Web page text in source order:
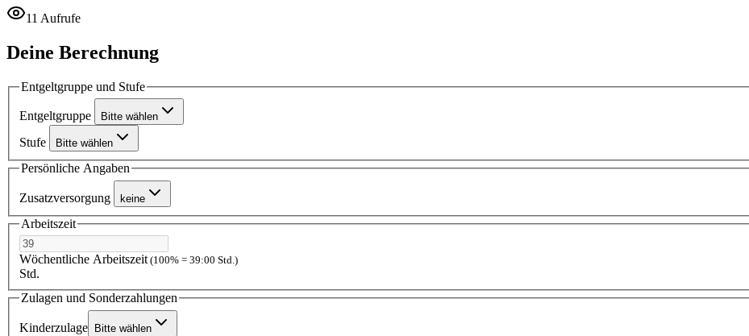
11 Aufrufe
Deine Berechnung
Entgeltgruppe und Stufe
Entgeltgruppe Bitte wählen
Stufe Bitte wählen
Persönliche Angaben
Zusatzversorgung keine
Arbeitszeit
Wöchentliche Arbeitszeit(100% = 39:00 Std.)
Std.
Zulagen und Sonderzahlungen
Kinderzulage Bitte wählen